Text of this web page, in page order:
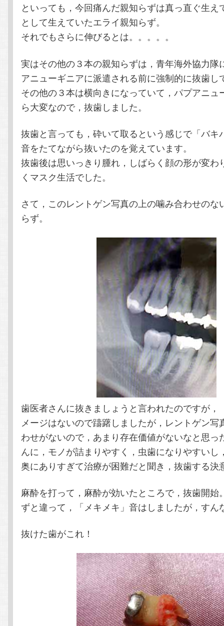
といっても，今回痛んだ親知らずは真っ直ぐ生え
として生えていたエライ親知らず。
それでもさらに伸びるとは。。。。。
実はその他の３本の親知らずは，青年海外協力隊
アニューギニアに派遣される前に強制的に抜歯し
その他の３本は横向きになっていて，パプアニュ
ら大変なので，抜歯しました。
抜歯と言っても，砕いて取るという感じで「バキ
音をたてながら抜いたのを覚えています。
抜歯後は思いっきり腫れ，しばらく顔の形が変わ
くマスク生活でした。
さて，このレントゲン写真の上の噛み合わせのな
らず。
歯医者さんに抜きましょうと言われたのですが，
メージはないので躊躇しましたが，レントゲン写
わせがないので，あまり存在価値がないなと思っ
んに，モノが詰まりやすく，虫歯になりやすいし
奥にありすぎて治療が困難だと聞き，抜歯する決
麻酔を打って，麻酔が効いたところで，抜歯開始
ずと違って，「メキメキ」音はしましたが，すん
抜けた歯がこれ！